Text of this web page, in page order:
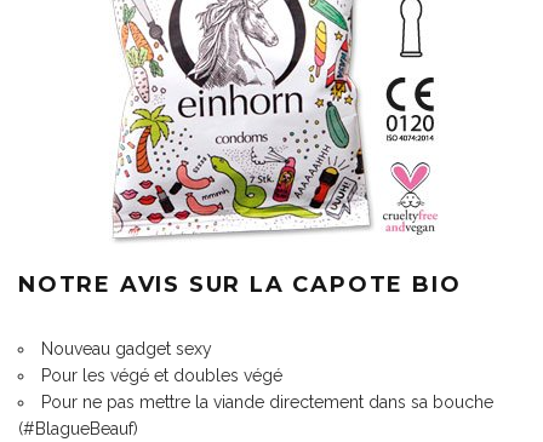
NOTRE AVIS SUR LA CAPOTE BIO
Nouveau gadget sexy
Pour les végé et doubles végé
Pour ne pas mettre la viande directement dans sa bouche
(#BlagueBeauf)